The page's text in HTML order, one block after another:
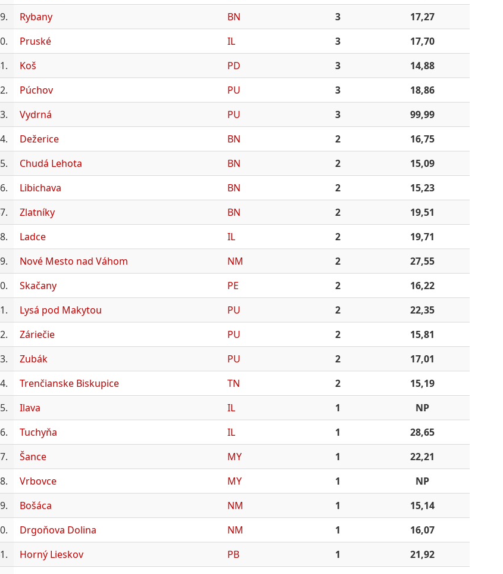
Rybany BN 3
17,27
Pruské IL 3
17,70
Koš PD 3
14,88
Púchov PU 3
18,86
Vydrná PU 3
99,99
Dežerice BN 2
16,75
Chudá Lehota BN 2
15,09
Libichava BN 2
15,23
Zlatníky BN 2
19,51
Ladce IL 2
19,71
Nové Mesto nad Váhom NM 2
27,55
Skačany PE 2
16,22
Lysá pod Makytou PU 2
22,35
Záriečie PU 2
15,81
Zubák PU 2
17,01
Trenčianske Biskupice TN 2
15,19
Ilava IL 1
NP
Tuchyňa IL 1
28,65
Šance MY 1
22,21
Vrbovce MY 1
NP
Bošáca NM 1
15,14
Drgoňova Dolina NM 1
16,07
Horný Lieskov PB 1
21,92